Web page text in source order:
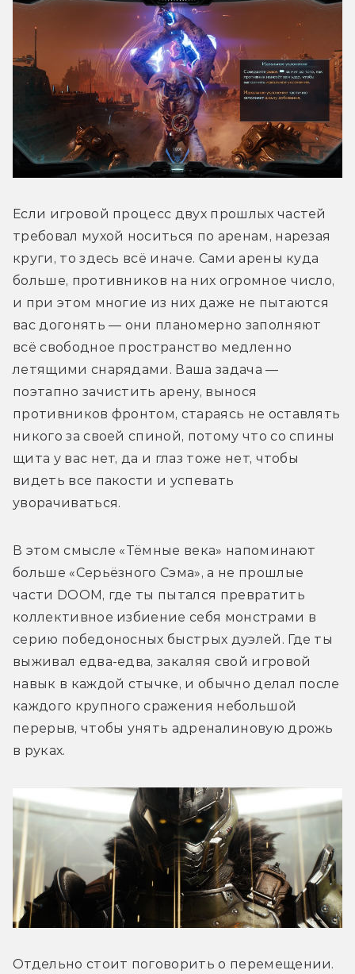
Если игровой процесс двух прошлых частей
требовал мухой носиться по аренам, нарезая
круги, то здесь всё иначе. Сами арены куда
больше, противников на них огромное число,
и при этом многие из них даже не пытаются
вас догонять — они планомерно заполняют
всё свободное пространство медленно
летящими снарядами. Ваша задача —
поэтапно зачистить арену, вынося
противников фронтом, стараясь не оставлять
никого за своей спиной, потому что со спины
щита у вас нет, да и глаз тоже нет, чтобы
видеть все пакости и успевать
уворачиваться.
В этом смысле «Тёмные века» напоминают
больше «Серьёзного Сэма», а не прошлые
части DOOM, где ты пытался превратить
коллективное избиение себя монстрами в
серию победоносных быстрых дуэлей. Где ты
выживал едва-едва, закаляя свой игровой
навык в каждой стычке, и обычно делал после
каждого крупного сражения небольшой
перерыв, чтобы унять адреналиновую дрожь
в руках.
Отдельно стоит поговорить о перемещении.